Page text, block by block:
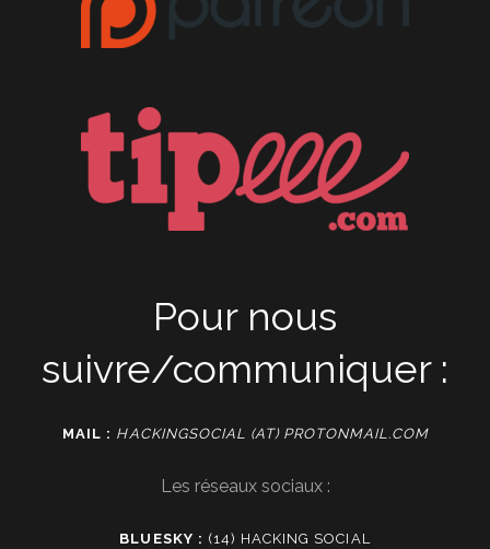
Pour nous
suivre/communiquer :
MAIL : HACKINGSOCIAL (AT) PROTONMAIL.COM
Les réseaux sociaux :
BLUESKY : (14) HACKING SOCIAL